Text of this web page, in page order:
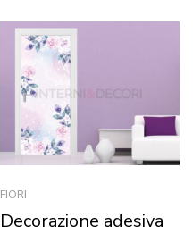
FIORI
Decorazione adesiva